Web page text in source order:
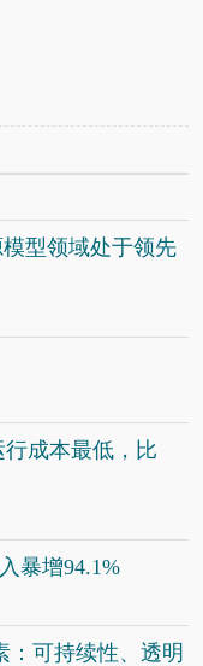
模型领域处于领先
行成本最低，比
暴增94.1%
：可持续性、透明